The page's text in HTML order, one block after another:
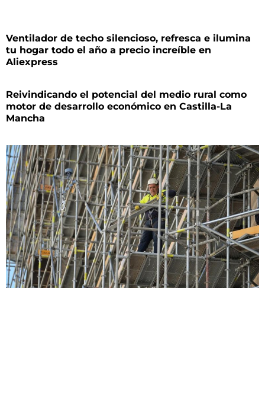
Ventilador de techo silencioso, refresca e ilumina
tu hogar todo el año a precio increíble en
Aliexpress
Reivindicando el potencial del medio rural como
motor de desarrollo económico en Castilla-La
Mancha